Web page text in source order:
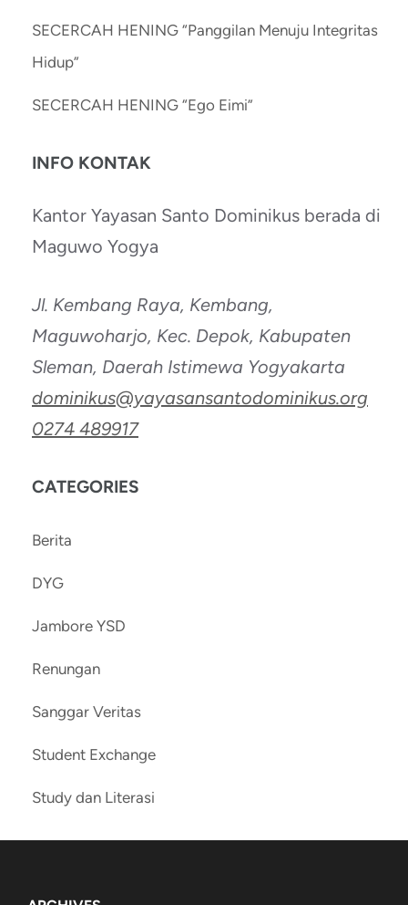
SECERCAH HENING “Panggilan Menuju Integritas
Hidup”
SECERCAH HENING “Ego Eimi”
INFO KONTAK
Kantor Yayasan Santo Dominikus berada di
Maguwo Yogya
Jl. Kembang Raya, Kembang,
Maguwoharjo, Kec. Depok, Kabupaten
Sleman, Daerah Istimewa Yogyakarta
dominikus@yayasansantodominikus.org
0274 489917
CATEGORIES
Berita
DYG
Jambore YSD
Renungan
Sanggar Veritas
Student Exchange
Study dan Literasi